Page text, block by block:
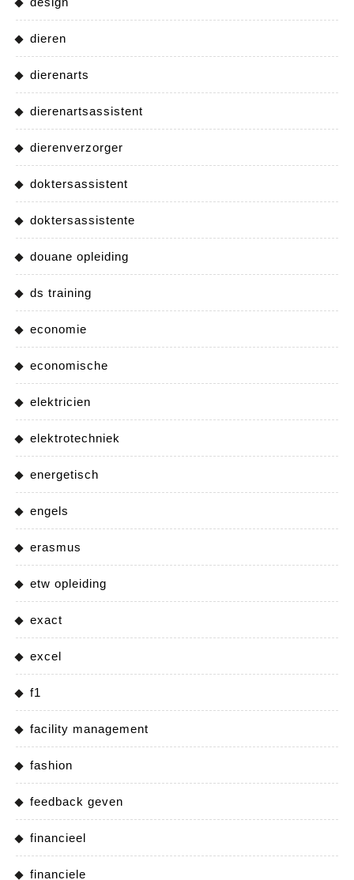
dieren
dierenarts
dierenartsassistent
dierenverzorger
doktersassistent
doktersassistente
douane opleiding
ds training
economie
economische
elektricien
elektrotechniek
energetisch
engels
erasmus
etw opleiding
exact
excel
f1
facility management
fashion
feedback geven
financieel
financiele